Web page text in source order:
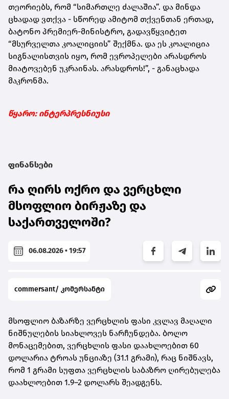
თეორიებს, რომ “სიმართლე ძალაშია”. და მინდა
ცხადად ვთქვა - სწორედ ამიტომ თქვენთან ერთად,
ბატონო პრემიერ-მინისტრო, გადავწყვიტეთ
“მსურველთა კოალიციის” შექმნა. და ეს კოალიცია
სიგნალისთვის იყო, რომ ევროპელები არასდროს
მიატოვებენ უკრაინას. არასდროს!”, - განაცხადა
მაკრონმა.
წყარო: ინტერპრესნიუსი
ფინანსები
რა ღირს ოქრო და ვერცხლი
მსოფლიო ბირჟაზე და
საქართველოში?
06.08.2026 • 19:57
commersant/ კომერსანტი
მსოფლიო ბაზარზე ვერცხლის ფასი კვლავ მაღალი
ნიშნულების სიახლოვეს ნარჩუნდება. ბოლო
მონაცემებით, ვერცხლის ფასი დაახლოებით 60
დოლარია ტროას უნციაზე (31.1 გრამი), რაც ნიშნავს,
რომ 1 გრამი სუფთა ვერცხლის საბაზრო ღირებულება
დაახლოებით 1.9–2 დოლარს შეადგენს.